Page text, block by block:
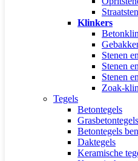
Klinkers
Stenen
Stenen
Stenen
Zoak-
Tegels
Betontegels
Grasbetontegels
Betontegels
Daktegels
Keramische